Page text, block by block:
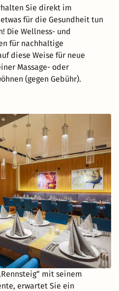
Sie direkt im
für die Gesundheit tun
Die Wellness- und
für nachhaltige
diese Weise für neue
Massage- oder
(gegen Gebühr).
mit seinem
erwartet Sie ein